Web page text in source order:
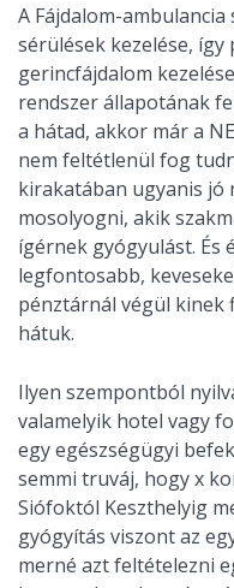
A Fájdalom-
sérülések kezelése,
gerincfájdalom
rendszer állapotának
a hátad, akkor már a
nem feltétlenül fog
kirakatában ugyanis
mosolyogni, akik
ígérnek gyógyulást. És
legfontosabb,
pénztárnál végül kinek
hátuk.
Ilyen szempontból
valamelyik hotel vagy
egy egészségügyi
semmi truváj, hogy x
Siófoktól Keszthelyig
gyógyítás viszont az
merné azt feltételezni